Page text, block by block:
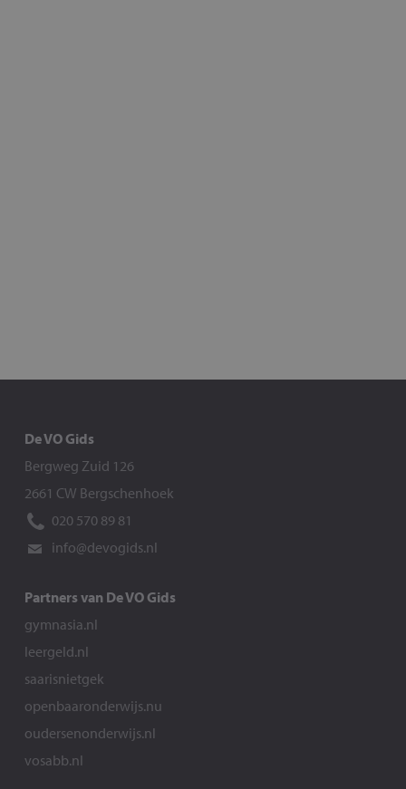
De VO Gids
Bergweg Zuid 126
2661 CW Bergschenhoek
020 570 89 81
info@devogids.nl
Partners van De VO Gids
gymnasia.nl
leergeld.nl
saarisnietgek
openbaaronderwijs.nu
oudersenonderwijs.nl
vosabb.nl